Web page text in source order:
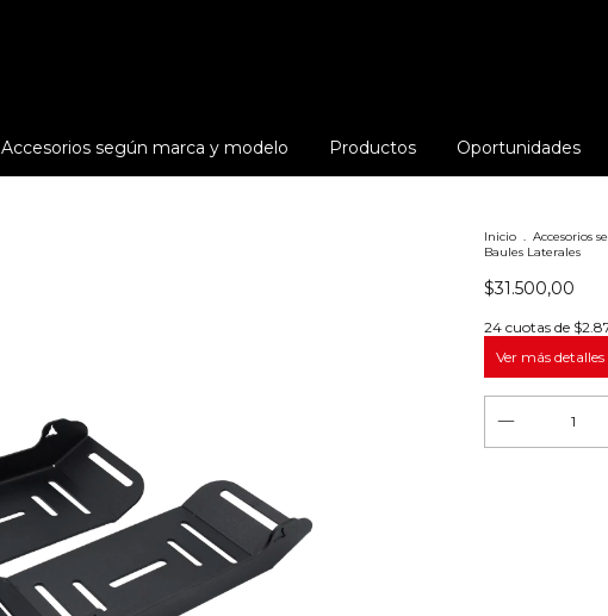
Accesorios según marca y modelo Productos Oportunidades
Inicio . Accesorios
Baules Laterales
$31.500,00
24 cuotas de
Ver más detalles